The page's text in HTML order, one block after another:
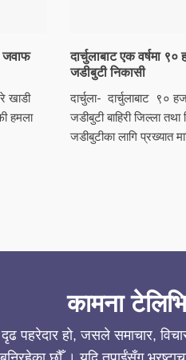
जवाफ
खाडी
हमला
दार्चुलाबाट एक वर्षमा ९०
जडीबुटी निकासी
दार्चुला- दार्चुलाबाट ९०
जडीबुटी बाहिरी जिल्ला
जडीबुटीका लागि प्रख्यात
कामना
दृढ पहरेदार हो, जसले समाचार,